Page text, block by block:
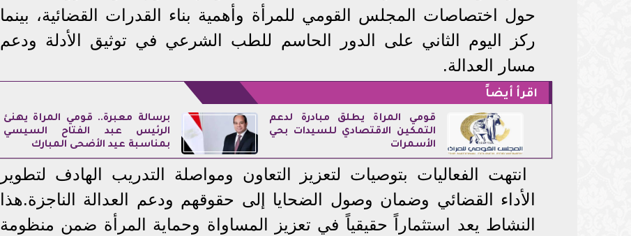
حول اختصاصات المجلس القومي للمرأة وأهمية بناء القدرات القضائية، بينما
ركز اليوم الثاني على الدور الحاسم للطب الشرعي في توثيق الأدلة ودعم
مسار العدالة.
اقرأ أيضاً
قومي المرأة يطلق مبادرة لدعم
التمكين الاقتصادي للسيدات بحي
الأسمرات
برسالة معبرة.. قومي المرأة يهنئ
الرئيس عبد الفتاح السيسي
بمناسبة عيد الأضحى المبارك
انتهت الفعاليات بتوصيات لتعزيز التعاون ومواصلة التدريب الهادف لتطوير
الأداء القضائي وضمان وصول الضحايا إلى حقوقهم ودعم العدالة الناجزة.هذا
النشاط يعد استثماراً حقيقياً في تعزيز المساواة وحماية المرأة ضمن منظومة